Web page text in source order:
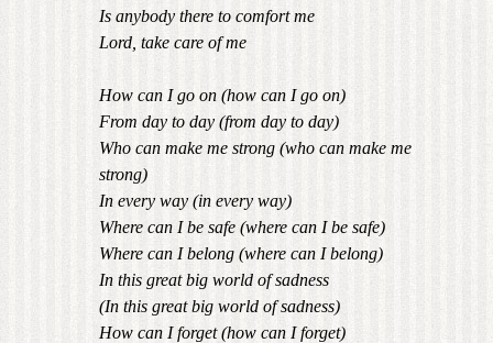
Is anybody there to comfort me
Lord, take care of me
How can I go on (how can I go on)
From day to day (from day to day)
Who can make me strong (who can make me
strong)
In every way (in every way)
Where can I be safe (where can I be safe)
Where can I belong (where can I belong)
In this great big world of sadness
(In this great big world of sadness)
How can I forget (how can I forget)